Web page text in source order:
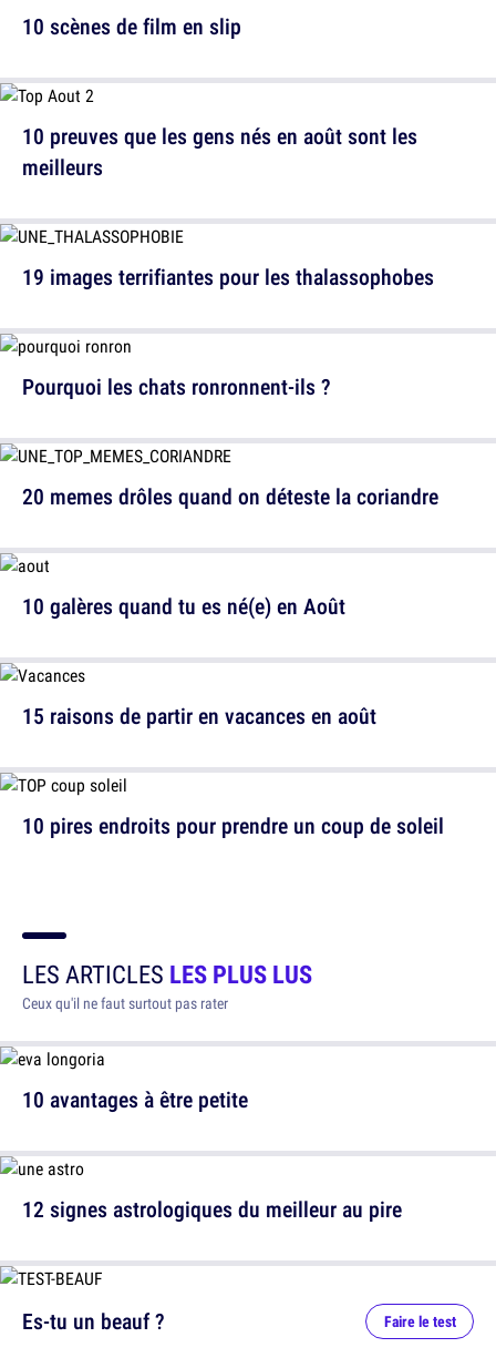
10 scènes de film en slip
19 images terrifiantes pour les thalassophobes
20 memes drôles quand on déteste la coriandre
15 raisons de partir en vacances en août
10 preuves que les gens nés en août sont les
meilleurs
Pourquoi les chats ronronnent-ils ?
10 galères quand tu es né(e) en Août
10 pires endroits pour prendre un coup de soleil
LES ARTICLES LES PLUS LUS
Ceux qu'il ne faut surtout pas rater
10 avantages à être petite
12 signes astrologiques du meilleur au pire
Es-tu un beauf ? Faire le test